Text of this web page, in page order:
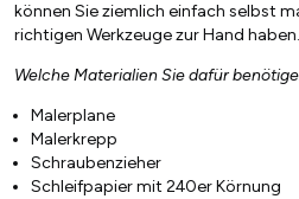
können Sie ziemlich einfach selbst
richtigen Werkzeuge zur Hand haben.
Welche Materialien Sie dafür
Malerplane
Malerkrepp
Schraubenzieher
Schleifpapier mit 240er Körnung